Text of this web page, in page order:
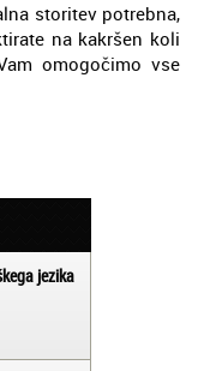
storitev potrebna,
na kakršen koli
omogočimo vse
jezika